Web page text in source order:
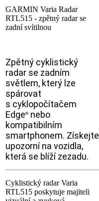
GARMIN Varia Radar
RTL515 - zpětný radar se
zadní svítilnou
Zpětný cyklistický
radar se zadním
světlem, který lze
spárovat
s cyklopočítačem
Edge® nebo
kompatibilním
smartphonem. Získejte
upozorní na vozidla,
která se blíží zezadu.
Cyklistický radar Varia
RTL515 poskytuje majiteli